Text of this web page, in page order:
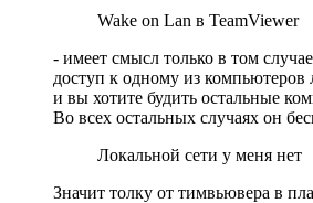
Wake on Lan в TeamViewer
- имеет смысл только в том случае
доступ к одному из компьютеров
и вы хотите будить остальные
Во всех остальных случаях он
Локальной сети у меня нет
Значит толку от тимвьювера в